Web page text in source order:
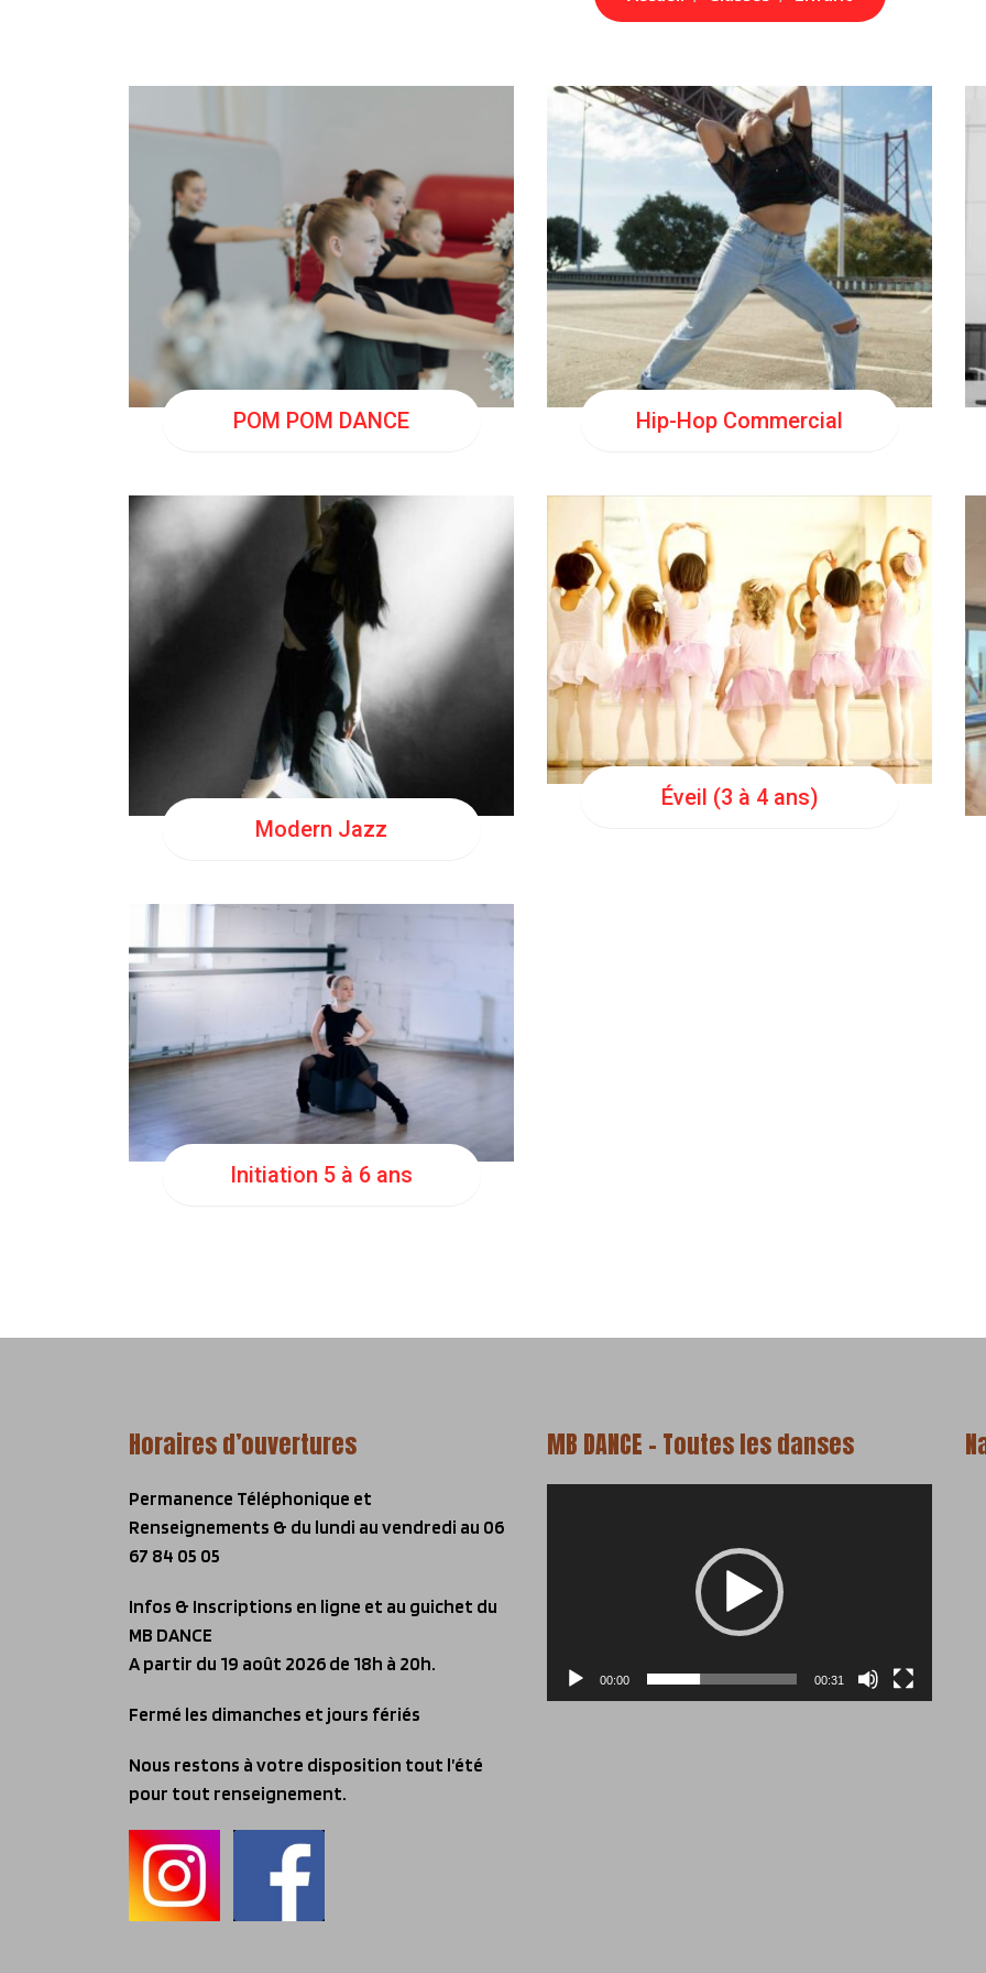
JEU 19:00
POM POM DANCE
MAR 17:30
MAR 18:30
MAR 19:30
Hip-Hop Commercial
MER 20:00
Modern Jazz
Éveil (3 à 4 ans)
JEU 18:00
Initiation 5 à 6 ans
Horaires d’ouvertures
Permanence Téléphonique et
Renseignements & du lundi au vendredi au 06
67 84 05 05
Infos & Inscriptions en ligne et au guichet du
MB DANCE
A partir du 19 août 2026 de 18h à 20h.
Fermé les dimanches et jours fériés
Nous restons à votre disposition tout l’été
pour tout renseignement.
MB DANCE – Toutes les danses
00:00 00:31